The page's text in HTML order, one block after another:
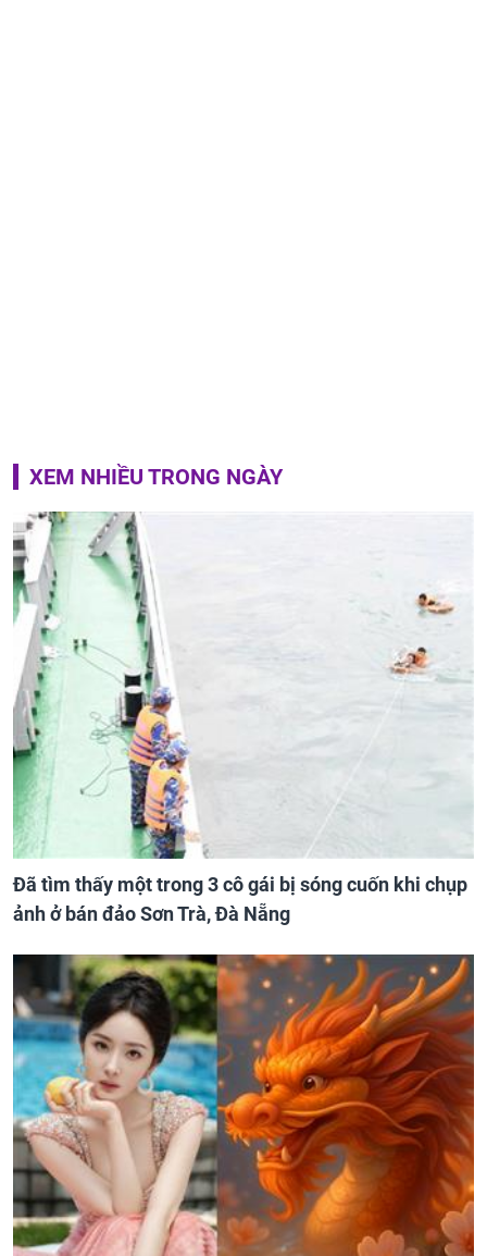
XEM NHIỀU TRONG NGÀY
Đã tìm thấy một trong 3 cô gái bị sóng cuốn khi chụp
ảnh ở bán đảo Sơn Trà, Đà Nẵng